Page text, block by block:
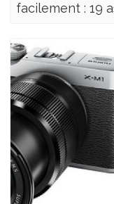
facilement : 19